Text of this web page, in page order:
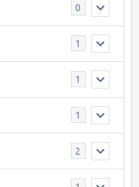
0
1
1
1
2